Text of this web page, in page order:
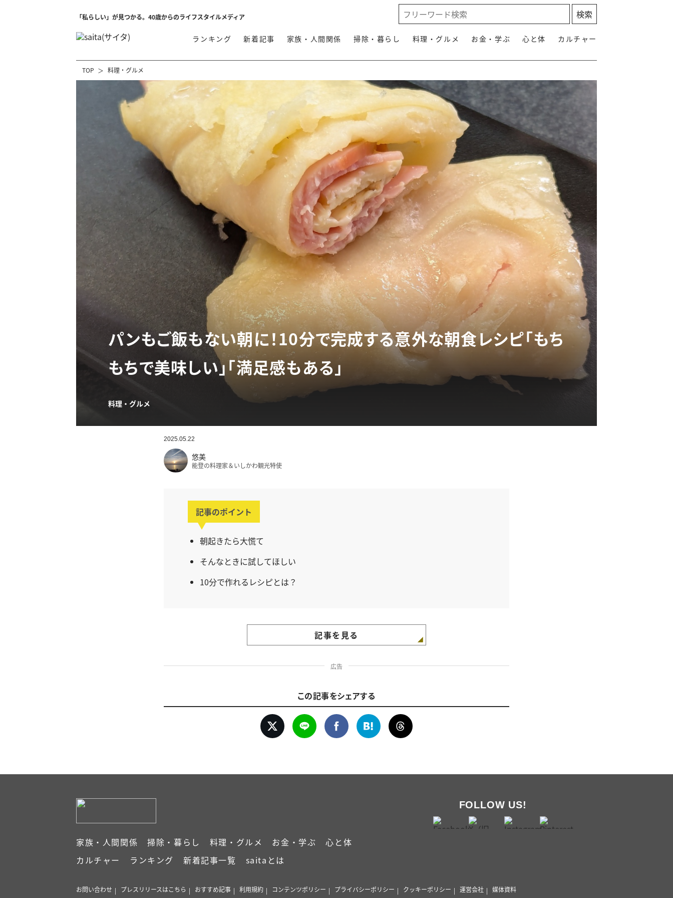
「私らしい」が見つかる。40歳からのライフスタイルメディア
ランキング 新着記事 家族・人間関係 掃除・暮らし 料理・グルメ お金・学ぶ 心と体 カルチャー
TOP 料理・グルメ
パンもご飯もない朝に！10分で完成する意外な朝食レシピ「もち
もちで美味しい」「満足感もある」
料理・グルメ
2025.05.22
悠美
能登の料理家＆いしかわ観光特使
記事のポイント
朝起きたら大慌て
そんなときに試してほしい
10分で作れるレシピとは？
記事を見る
広告
この記事をシェアする
家族・人間関係 掃除・暮らし 料理・グルメ お金・学ぶ
心と体
カルチャー
ランキング 新着記事一覧 saitaとは
FOLLOW US!
お問い合わせ プレスリリースはこちら おすすめ記事 利用規約 コンテンツポリシー プライバシーポリシー クッキーポリシー 運営会社 媒体資料